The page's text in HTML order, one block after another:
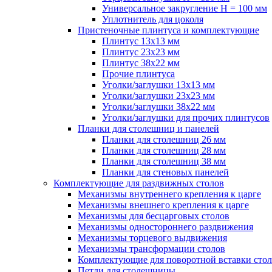
Универсальное закругление H = 100 мм
Уплотнитель для цоколя
Пристеночные плинтуса и комплектующие
Плинтус 13х13 мм
Плинтус 23х23 мм
Плинтус 38х22 мм
Прочие плинтуса
Уголки/заглушки 13х13 мм
Уголки/заглушки 23х23 мм
Уголки/заглушки 38х22 мм
Уголки/заглушки для прочих плинтусов
Планки для столешниц и панелей
Планки для столешниц 26 мм
Планки для столешниц 28 мм
Планки для столешниц 38 мм
Планки для стеновых панелей
Комплектующие для раздвижных столов
Механизмы внутреннего крепления к царге
Механизмы внешнего крепления к царге
Механизмы для бесцарговых столов
Механизмы одностороннего раздвижения
Механизмы торцевого выдвижения
Механизмы трансформации столов
Комплектующие для поворотной вставки